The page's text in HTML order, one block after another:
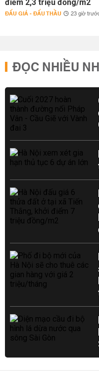
điểm 2,3 triệu đồng/m2
ĐẤU GIÁ - ĐẤU THẦU 23 giờ
ĐỌC NHIỀU